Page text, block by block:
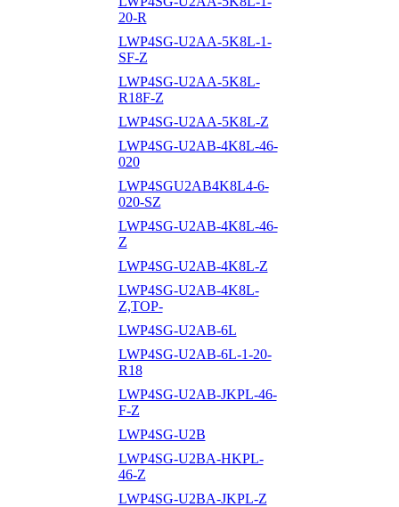
20-R
LWP4SG-U2AA-5K8L-1-
SF-Z
LWP4SG-U2AA-5K8L-
R18F-Z
LWP4SG-U2AA-5K8L-Z
LWP4SG-U2AB-4K8L-46-
020
LWP4SGU2AB4K8L4-6-
020-SZ
LWP4SG-U2AB-4K8L-46-
Z
LWP4SG-U2AB-4K8L-Z
LWP4SG-U2AB-4K8L-
Z,TOP-
LWP4SG-U2AB-6L
LWP4SG-U2AB-6L-1-20-
R18
LWP4SG-U2AB-JKPL-46-
F-Z
LWP4SG-U2B
LWP4SG-U2BA-HKPL-
46-Z
LWP4SG-U2BA-JKPL-Z